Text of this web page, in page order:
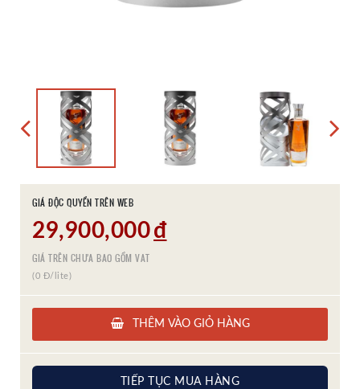
GIÁ ĐỘC QUYỀN TRÊN WEB
29,900,000đ
GIÁ TRÊN CHƯA BAO GỒM VAT
(0 Đ/lite)
THÊM VÀO GIỎ HÀNG
TIẾP TỤC MUA HÀNG